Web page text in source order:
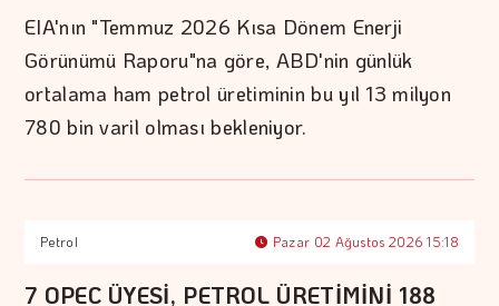
EIA'nın "Temmuz 2026 Kısa Dönem Enerji
Görünümü Raporu"na göre, ABD'nin günlük
ortalama ham petrol üretiminin bu yıl 13 milyon
780 bin varil olması bekleniyor.
Petrol Pazar 02 Ağustos 2026 15:18
7 OPEC ÜYESİ, PETROL ÜRETİMİNİ 188